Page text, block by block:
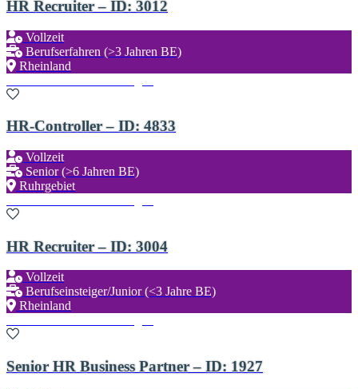
HR Recruiter – ID: 3012
Vollzeit
Berufserfahren (>3 Jahren BE)
Rheinland
HR-Controller – ID: 4833
Vollzeit
Senior (>6 Jahren BE)
Ruhrgebiet
HR Recruiter – ID: 3004
Vollzeit
Berufseinsteiger/Junior (<3 Jahre BE)
Rheinland
Senior HR Business Partner – ID: 1927